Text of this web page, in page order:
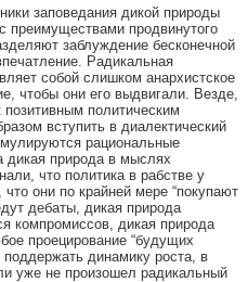
заповедания дикой природы
преимуществами продвинутого
заблуждение бесконечной
Радикальная
собой слишком анархистское
чтобы они его выдвигали. Везде,
политическим
вступить в диалектический
рациональные
дикая природа в мыслях
что политика в рабстве у
они по крайней мере “покупают
дебаты, дикая природа
компромиссов, дикая природа
проецирование “будущих
поддержать динамику роста, в
уже не произошел радикальный